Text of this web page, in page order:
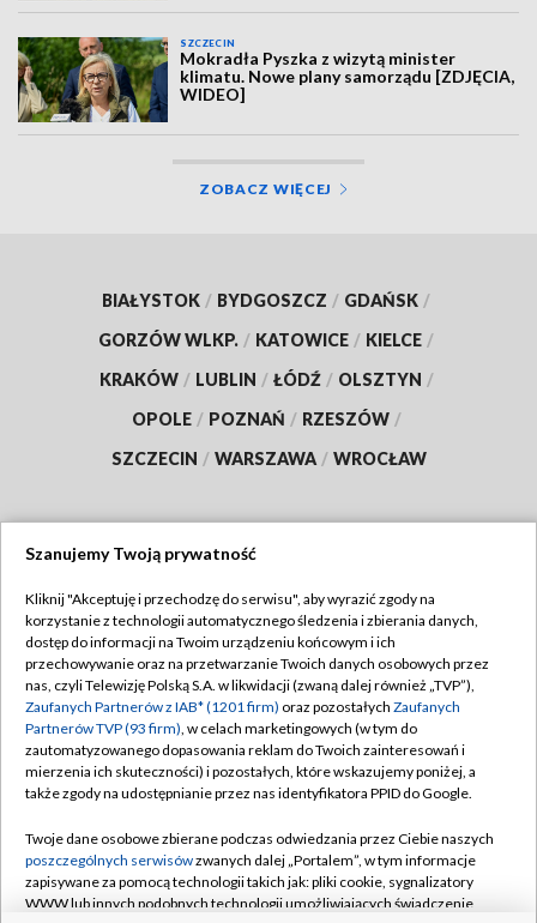
SZCZECIN
Mokradła Pyszka z wizytą minister
klimatu. Nowe plany samorządu [ZDJĘCIA,
WIDEO]
ZOBACZ WIĘCEJ
BIAŁYSTOK / BYDGOSZCZ / GDAŃSK /
GORZÓW WLKP. / KATOWICE / KIELCE /
KRAKÓW / LUBLIN / ŁÓDŹ / OLSZTYN /
OPOLE / POZNAŃ / RZESZÓW /
SZCZECIN / WARSZAWA / WROCŁAW
TVP
Abonament TVP
Emisja w TVP
Centrum informacji TVP
Naziemna Telewizja Cyfrowa
Rada Programowa
System NOS
Regulamin TVP
Polityka prywatności
Moje zgody
Pomoc
Kontakt
Szanujemy Twoją prywatność
Kliknij "Akceptuję i przechodzę do serwisu", aby wyrazić zgody na
korzystanie z technologii automatycznego śledzenia i zbierania danych,
dostęp do informacji na Twoim urządzeniu końcowym i ich
przechowywanie oraz na przetwarzanie Twoich danych osobowych przez
nas, czyli Telewizję Polską S.A. w likwidacji (zwaną dalej również „TVP”),
Zaufanych Partnerów z IAB* (1201 firm) oraz pozostałych Zaufanych
Partnerów TVP (93 firm), w celach marketingowych (w tym do
zautomatyzowanego dopasowania reklam do Twoich zainteresowań i
mierzenia ich skuteczności) i pozostałych, które wskazujemy poniżej, a
także zgody na udostępnianie przez nas identyfikatora PPID do Google.
Twoje dane osobowe zbierane podczas odwiedzania przez Ciebie naszych
poszczególnych serwisówzwanych dalej „Portalem”, w tym informacje
zapisywane za pomocą technologii takich jak: pliki cookie, sygnalizatory
WWW lub innych podobnych technologii umożliwiających świadczenie